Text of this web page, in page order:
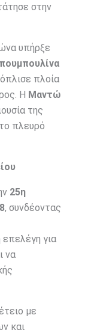
στην
υπήρξε
πλοία
Η Μαντώ
της
πλευρό
25η
, συνδέοντας
επελέγη για
να
με
και